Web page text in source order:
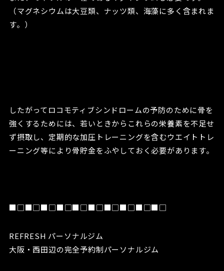
（マグネシウムは大豆類、ナッツ類、海藻に多く含まれま
す。）
したがってロコモティブシンドロームの予防のために骨を
強くするためには、若いときからこれらの栄養素を不足せ
ず摂取し、定期的な加圧トレーニングを含むウエイトトレ
ーニング等により骨貯金をふやしておく必要があります。
■□■□■□■□■□■□■□■□■□■□
REFRESH パーソナルジム
大阪・西田辺の完全予約制パーソナルジム